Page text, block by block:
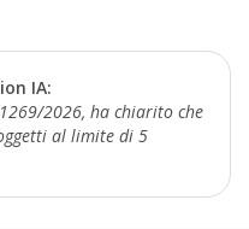
IA:
2026, ha chiarito che
al limite di 5